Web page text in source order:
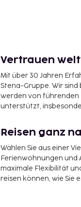
Vertrauen
Mit über 30 Jahren
Stena-Gruppe. Wir
werden von
unterstützt,
Reisen ganz
Wählen Sie aus einer
Ferienwohnungen und
maximale Flexibilität
reisen können, wie Sie